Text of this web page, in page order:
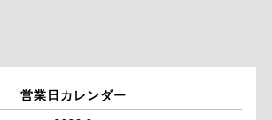
営業日カレンダー